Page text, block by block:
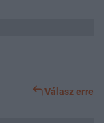
Válasz erre